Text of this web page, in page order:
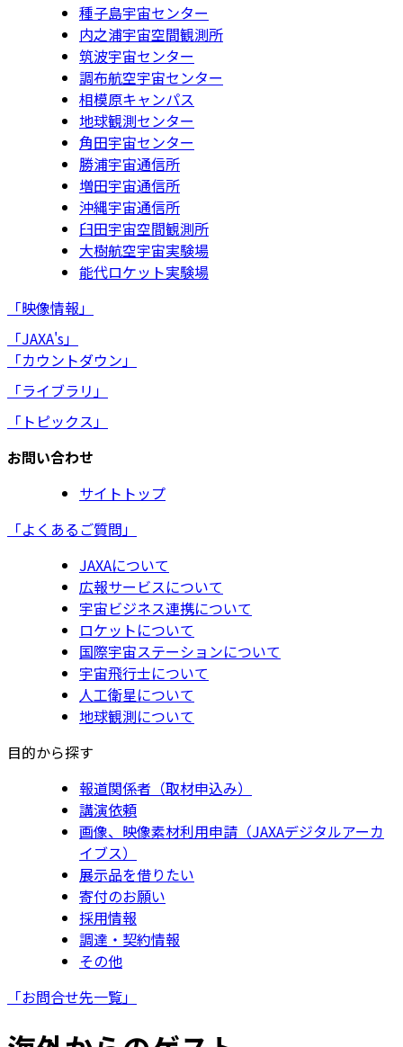
種子島宇宙センター
内之浦宇宙空間観測所
筑波宇宙センター
調布航空宇宙センター
相模原キャンパス
地球観測センター
角田宇宙センター
勝浦宇宙通信所
増田宇宙通信所
沖縄宇宙通信所
臼田宇宙空間観測所
大樹航空宇宙実験場
能代ロケット実験場
「映像情報」
「JAXA's」
「カウントダウン」
「ライブラリ」
「トピックス」
お問い合わせ
サイトトップ
「よくあるご質問」
JAXAについて
広報サービスについて
宇宙ビジネス連携について
ロケットについて
国際宇宙ステーションについて
宇宙飛行士について
人工衛星について
地球観測について
目的から探す
報道関係者（取材申込み）
講演依頼
画像、映像素材利用申請（JAXAデジタルアーカ
イブス）
展示品を借りたい
寄付のお願い
採用情報
調達・契約情報
その他
「お問合せ先一覧」